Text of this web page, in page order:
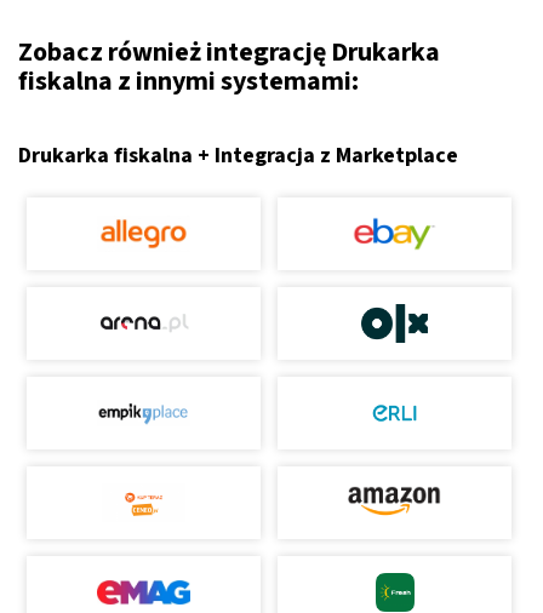
Zobacz również integrację Drukarka
fiskalna z innymi systemami:
Drukarka fiskalna + Integracja z Marketplace